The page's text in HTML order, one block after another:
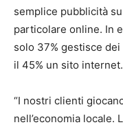
semplice pubblicità
particolare online. In
solo 37% gestisce
il 45% un sito internet.
“I nostri clienti
nell’economia locale.